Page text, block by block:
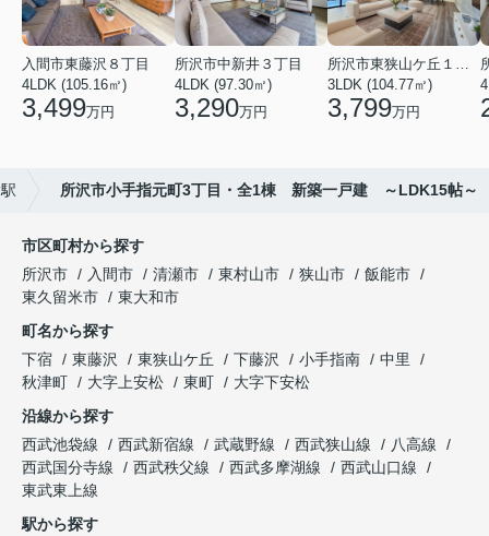
入間市東藤沢８丁目
4LDK (105.16㎡)
3,499万円
所沢市中新井３丁目
4LDK (97.30㎡)
3,290万円
所沢市東狭山ケ丘１丁目
3LDK (104.77㎡)
3,799万円
所沢市小手指元町3丁目・全1棟 新築一戸建 ～LDK15帖～
市区町村から探す
所沢市
入間市 清瀬市 東村山市 狭山市
飯能市
東久留米市
東大和市
町名から探す
下宿
東藤沢 東狭山ケ丘 下藤沢 小手指南
中里
秋津町
大字上安松 東町
大字下安松
沿線から探す
西武池袋線
西武新宿線 武蔵野線 西武狭山線
八高線
西武国分寺線
西武秩父線 西武多摩湖線
西武山口線
東武東上線
駅から探す